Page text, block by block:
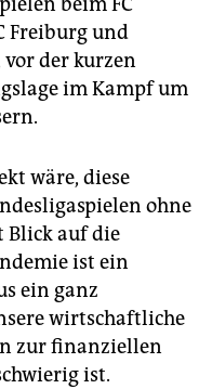
Freiburg und
der kurzen
im Kampf um
wäre, diese
ohne
Blick auf die
ist ein
ein ganz
wirtschaftliche
zur finanziellen
ist.